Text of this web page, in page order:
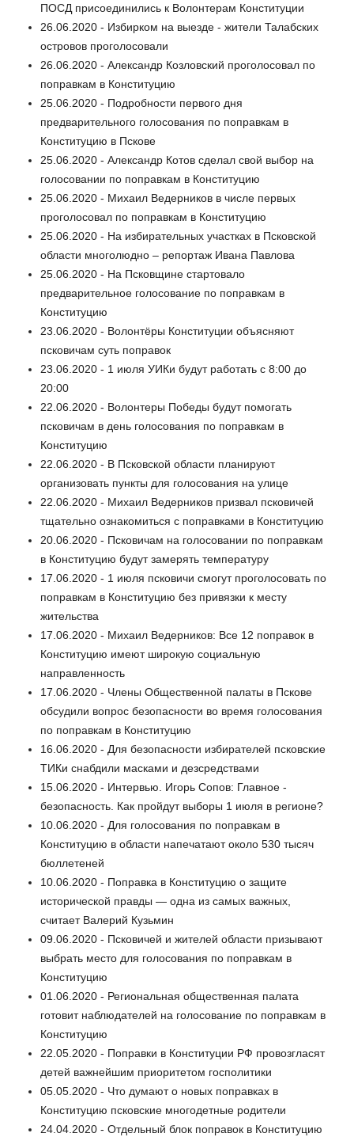
ПОСД присоединились к Волонтерам Конституции
26.06.2020 - Избирком на выезде - жители Талабских
островов проголосовали
26.06.2020 - Александр Козловский проголосовал по
поправкам в Конституцию
25.06.2020 - Подробности первого дня
предварительного голосования по поправкам в
Конституцию в Пскове
25.06.2020 - Александр Котов сделал свой выбор на
голосовании по поправкам в Конституцию
25.06.2020 - Михаил Ведерников в числе первых
проголосовал по поправкам в Конституцию
25.06.2020 - На избирательных участках в Псковской
области многолюдно – репортаж Ивана Павлова
25.06.2020 - На Псковщине стартовало
предварительное голосование по поправкам в
Конституцию
23.06.2020 - Волонтёры Конституции объясняют
псковичам суть поправок
23.06.2020 - 1 июля УИКи будут работать с 8:00 до
20:00
22.06.2020 - Волонтеры Победы будут помогать
псковичам в день голосования по поправкам в
Конституцию
22.06.2020 - В Псковской области планируют
организовать пункты для голосования на улице
22.06.2020 - Михаил Ведерников призвал псковичей
тщательно ознакомиться с поправками в Конституцию
20.06.2020 - Псковичам на голосовании по поправкам
в Конституцию будут замерять температуру
17.06.2020 - 1 июля псковичи смогут проголосовать по
поправкам в Конституцию без привязки к месту
жительства
17.06.2020 - Михаил Ведерников: Все 12 поправок в
Конституцию имеют широкую социальную
направленность
17.06.2020 - Члены Общественной палаты в Пскове
обсудили вопрос безопасности во время голосования
по поправкам в Конституцию
16.06.2020 - Для безопасности избирателей псковские
ТИКи снабдили масками и дезсредствами
15.06.2020 - Интервью. Игорь Сопов: Главное -
безопасность. Как пройдут выборы 1 июля в регионе?
10.06.2020 - Для голосования по поправкам в
Конституцию в области напечатают около 530 тысяч
бюллетеней
10.06.2020 - Поправка в Конституцию о защите
исторической правды — одна из самых важных,
считает Валерий Кузьмин
09.06.2020 - Псковичей и жителей области призывают
выбрать место для голосования по поправкам в
Конституцию
01.06.2020 - Региональная общественная палата
готовит наблюдателей на голосование по поправкам в
Конституцию
22.05.2020 - Поправки в Конституции РФ провозгласят
детей важнейшим приоритетом госполитики
05.05.2020 - Что думают о новых поправках в
Конституцию псковские многодетные родители
24.04.2020 - Отдельный блок поправок в Конституцию